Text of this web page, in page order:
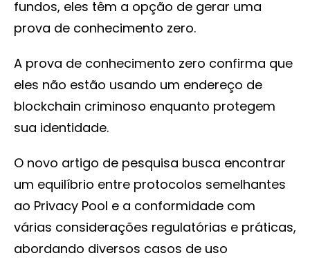
fundos, eles têm a opção de gerar uma
prova de conhecimento zero.
A prova de conhecimento zero confirma que
eles não estão usando um endereço de
blockchain criminoso enquanto protegem
sua identidade.
O novo artigo de pesquisa busca encontrar
um equilíbrio entre protocolos semelhantes
ao Privacy Pool e a conformidade com
várias considerações regulatórias e práticas,
abordando diversos casos de uso